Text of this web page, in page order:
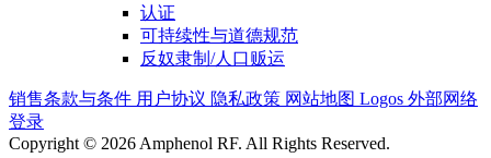
认证
可持续性与道德规范
反奴隶制/人口贩运
销售条款与条件 用户协议 隐私政策 网站地图 Logos 外部网络
登录
Copyright © 2026 Amphenol RF. All Rights Reserved.